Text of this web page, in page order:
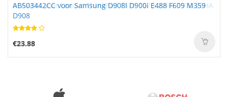
AB503442CC voor Samsung D908I D900i E488 F609 M359
D908
€23.88